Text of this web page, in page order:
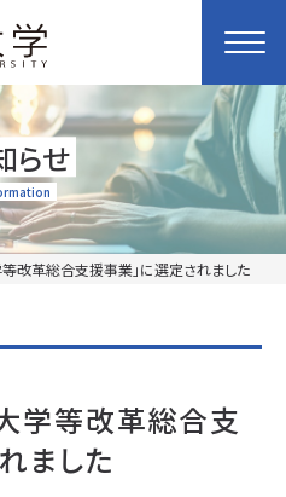
らせ
改革総合支援事業」に選定されました
学等改革総合支
ました